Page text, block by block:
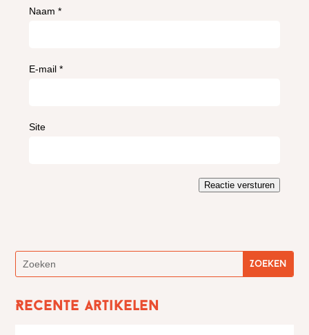
Naam*
E-mail*
Site
Reactie versturen
Recente artikelen